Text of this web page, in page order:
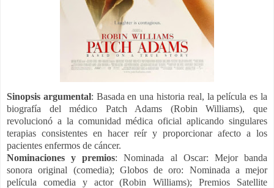
Sinopsis argumental: Basada en una historia real, la película es la
biografía del médico Patch Adams (Robin Williams), que
revolucionó a la comunidad médica oficial aplicando singulares
terapias consistentes en hacer reír y proporcionar afecto a los
pacientes enfermos de cáncer.
Nominaciones y premios: Nominada al Oscar: Mejor banda
sonora original (comedia); Globos de oro: Nominada a mejor
película comedia y actor (Robin Williams); Premios Satellite